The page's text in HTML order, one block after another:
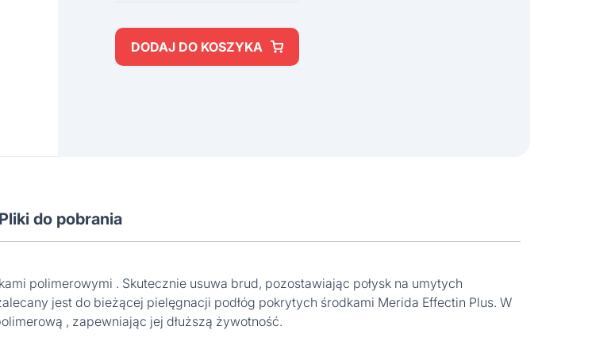
DODAJ DO KOSZYKA
Pliki do pobrania
polimerowymi . Skutecznie usuwa brud, pozostawiając połysk na umytych
jest do bieżącej pielęgnacji podłóg pokrytych środkami Merida Effectin Plus. W
, zapewniając jej dłuższą żywotność.